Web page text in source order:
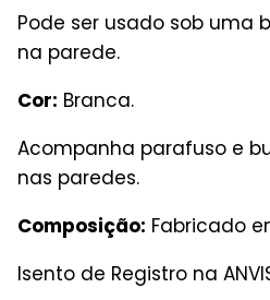
Pode ser usado sob uma
na parede.
Cor: Branca.
Acompanha parafuso e
nas paredes.
Composição: Fabricado
Isento de Registro na